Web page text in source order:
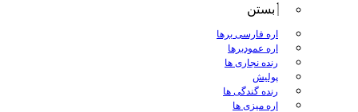
بستن
اره فارسی برها
اره عمودبرها
رنده نجاری ها
پولیش
رنده گندگی ها
اره میزی ها